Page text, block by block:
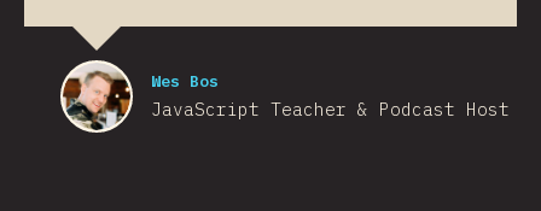
Wes Bos
JavaScript Teacher & Podcast Host